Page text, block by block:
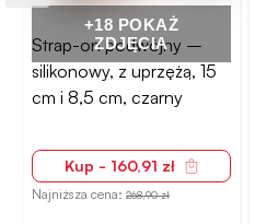
+18 POKAŻ
ZDJĘCIA
Strap-on podwójny –
silikonowy, z uprzężą, 15
cm i 8,5 cm, czarny
Kup - 160,91 zł
Najniższa cena:268,90 zł